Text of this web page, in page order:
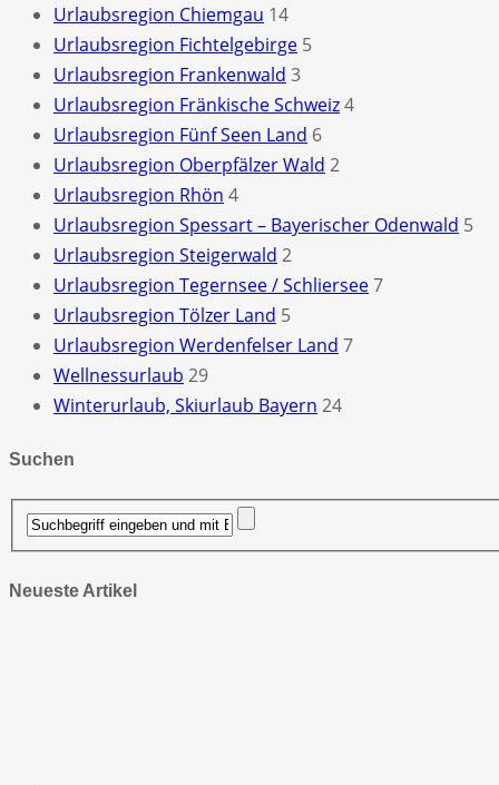
Urlaubsregion Chiemgau 14
Urlaubsregion Fichtelgebirge 5
Urlaubsregion Frankenwald 3
Urlaubsregion Fränkische Schweiz4
Urlaubsregion Fünf Seen Land 6
Urlaubsregion Oberpfälzer Wald 2
Urlaubsregion Rhön 4
Urlaubsregion Spessart – Bayerischer Odenwald 5
Urlaubsregion Steigerwald 2
Urlaubsregion Tegernsee / Schliersee7
Urlaubsregion Tölzer Land 5
Urlaubsregion Werdenfelser Land 7
Wellnessurlaub 29
Winterurlaub, Skiurlaub Bayern 24
Suchen
Neueste Artikel